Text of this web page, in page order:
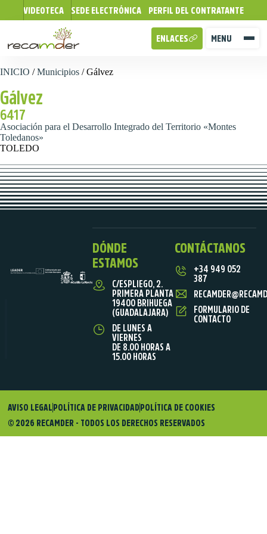
VIDEOTECA SEDE ELECTRÓNICA PERFIL DEL CONTRATANTE
MENU
ENLACES
INICIO /Municipios /Gálvez
Gálvez
6417
Asociación para el Desarrollo Integrado del Territorio «Montes
Toledanos»
TOLEDO
DÓNDE
ESTAMOS
C/ESPLIEGO, 2.
PRIMERA PLANTA
19400 BRIHUEGA
(GUADALAJARA)
DE LUNES A
VIERNES
DE 8.00 HORAS A
15.00 HORAS
CONTÁCTANOS
+34 949 052
387
FORMULARIO DE
CONTACTO
© 2026 RECAMDER - TODOS LOS DERECHOS RESERVADOS
AVISO LEGAL POLÍTICA DE PRIVACIDAD POLÍTICA DE COOKIES